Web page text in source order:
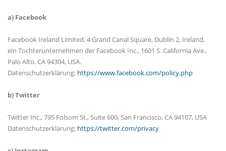
a) Facebook
Facebook Ireland Limited, 4 Grand Canal Square, Dublin 2, Ireland,
ein Tochterunternehmen der Facebook Inc., 1601 S. California Ave.,
Palo Alto, CA 94304, USA.
Datenschutzerklärung: https://www.facebook.com/policy.php
b) Twitter
Twitter Inc., 795 Folsom St., Suite 600, San Francisco, CA 94107, USA
Datenschutzerklärung: https://twitter.com/privacy